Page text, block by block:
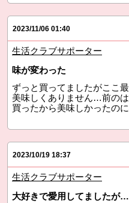
2023/11/06 01:40
生活クラブサポーター
味が変わった
ずっと買ってましたがここ
美味しくありません…前の
買ったから美味しかったのに
2023/10/19 18:37
生活クラブサポーター
大好きで愛用してましたが…